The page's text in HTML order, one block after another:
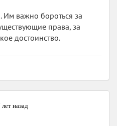
важно бороться за
права, за
достоинство.
лет назад